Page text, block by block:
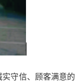
守信、顾客满意的